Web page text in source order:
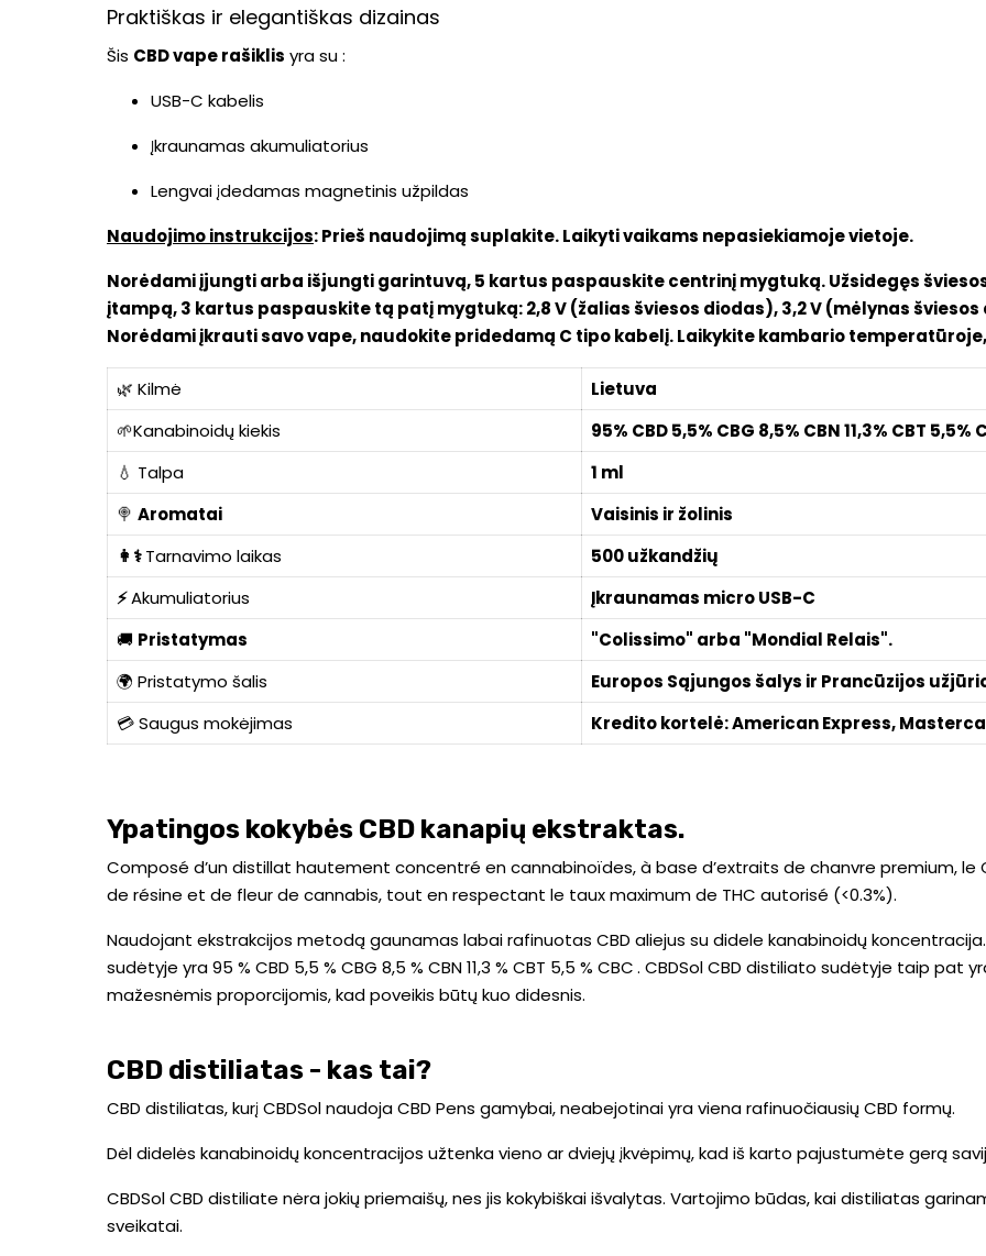
Praktiškas ir elegantiškas dizainas
Šis CBD vape rašiklis yra su :
USB-C kabelis
Įkraunamas akumuliatorius
Lengvai įdedamas magnetinis užpildas
Naudojimo instrukcijos: Prieš naudojimą suplakite. Laikyti vaikams nepasiekiamoje vietoje.
Norėdami įjungti arba išjungti garintuvą, 5 kartus paspauskite centrinį mygtuką. Užsidegęs
įtampą, 3 kartus paspauskite tą patį mygtuką: 2,8 V (žalias šviesos diodas), 3,2 V (mėlynas
Norėdami įkrauti savo vape, naudokite pridedamą C tipo kabelį. Laikykite kambario
🌿 Kilmė
Lietuva
🌱Kanabinoidųkiekis
95% CBD 5,5% CBG 8,5% CBN 11,3% CBT 5,5%
💧 Talpa
1 ml
🍭 Aromatai
Vaisinis ir žolinis
👩⚕️Tarnavimo laikas
500 užkandžių
⚡Akumuliatorius
Įkraunamas micro USB-C
🚚 Pristatymas
"Colissimo" arba "Mondial Relais".
🌍 Pristatymo šalis
Europos Sąjungos šalys ir Prancūzijos
💳 Saugus mokėjimas
Kredito kortelė: American Express,
Ypatingos kokybės CBD kanapių ekstraktas.
Composé d’un distillat hautement concentré en cannabinoïdes, à base d’extraits de chanvre premium, le
de résine et de fleur de cannabis, tout en respectant le taux maximum de THC autorisé (<0.3%).
Naudojant ekstrakcijos metodą gaunamas labai rafinuotas CBD aliejus su didele kanabinoidų koncentracija.
sudėtyje yra 95 % CBD 5,5 % CBG 8,5 % CBN 11,3 % CBT 5,5 % CBC. CBDSol CBD distiliato sudėtyje taip pat
mažesnėmis proporcijomis, kad poveikis būtų kuo didesnis.
CBD distiliatas - kas tai?
CBD distiliatas, kurį CBDSol naudoja CBD Pens gamybai, neabejotinai yra viena rafinuočiausių CBD formų.
Dėl didelės kanabinoidų koncentracijos užtenka vieno ar dviejų įkvėpimų, kad iš karto pajustumėte gerą
CBDSol CBD distiliate nėra jokių priemaišų, nes jis kokybiškai išvalytas. Vartojimo būdas, kai distiliatas
sveikatai.